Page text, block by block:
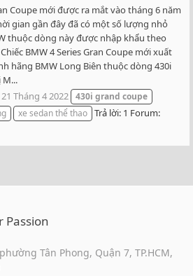
Coupe mới được ra mắt vào tháng 6 năm
gian gần đây đã có một số lượng nhỏ
thuộc dòng này được nhập khẩu theo
BMW 4 Series Gran Coupe mới xuất
hãng BMW Long Biên thuộc dòng 430i
21 Tháng 4 2022 430i grand coupe
xe sedan thể thao Trả lời: 1 Forum:
Passion
Tân Phong, Quận 7, TP.HCM,